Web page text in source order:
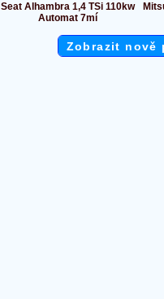
Seat Alhambra 1,4 TSi 110kw
Automat 7mí
Zobrazit nově